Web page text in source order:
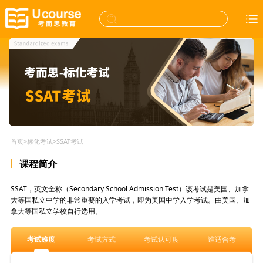
首页>标化考试>SSAT考试
课程简介
SSAT，英文全称（Secondary School Admission Test）该考试是美国、加拿
大等国私立中学的非常重要的入学考试，即为美国中学入学考试。由美国、加
拿大等国私立学校自行选用。
考试难度 考试方式 考试认可度 谁适合考